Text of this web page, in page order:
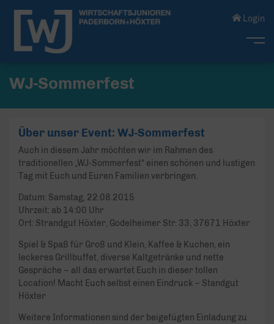
Login
WJ-Sommerfest
Über unser Event: WJ-Sommerfest
Auch in diesem Jahr möchten wir im Rahmen des
traditionellen „WJ-Sommerfest“ einen schönen und lustigen
Tag mit Euch und Euren Familien verbringen.
Datum: Samstag, 22.08.2015
Uhrzeit: ab 14:00 Uhr
Ort: Strandgut Höxter, Godelheimer Str. 33, 37671 Höxter
Spiel & Spaß für Groß und Klein, Kaffee & Kuchen, ein
leckeres Grillbuffet, diverse Kaltgetränke und nette
Gespräche – all das erwartet Euch in dieser tollen
Location! Macht Euch selbst einen Eindruck – Standgut
Höxter
Weitere Informationen sind der beigefügten Einladung zu